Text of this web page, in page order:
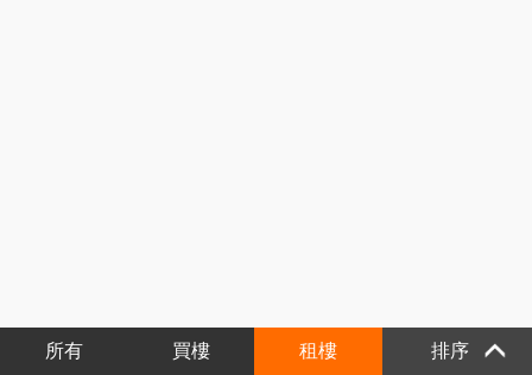
所有 買樓 租樓 排序